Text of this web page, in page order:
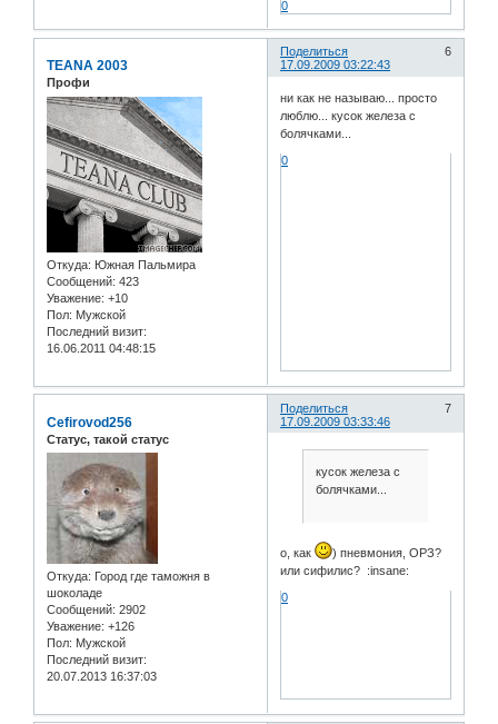
0
Поделиться
6
17.09.2009 03:22:43
TEANA 2003
Профи
Откуда: Южная Пальмира
Сообщений: 423
Уважение: +10
Пол: Мужской
Последний визит:
16.06.2011 04:48:15
ни как не называю... просто
люблю... кусок железа с
болячками...
0
Поделиться
7
17.09.2009 03:33:46
Cefirovod256
Статус, такой статус
Откуда: Город где таможня в
шоколаде
Сообщений: 2902
Уважение: +126
Пол: Мужской
Последний визит:
20.07.2013 16:37:03
кусок железа с
болячками...
о, как
) пневмония, ОРЗ?
или сифилис? :insane:
0